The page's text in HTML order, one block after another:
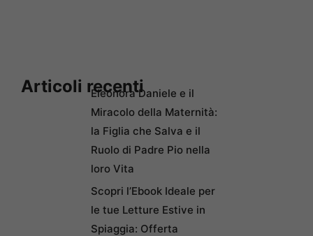
Articoli recentiEleonora Daniele e il
Miracolo della Maternità:
la Figlia che Salva e il
Ruolo di Padre Pio nella
loro Vita
Scopri l’Ebook Ideale per
le tue Letture Estive in
Spiaggia: Offerta